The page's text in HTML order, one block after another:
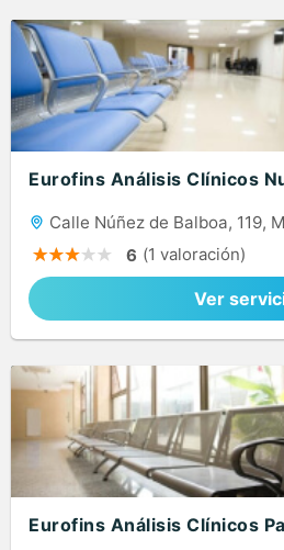
Eurofins Análisis Clínicos
Calle Núñez de Balboa, 119,
6 (1 valoración)
Ver
Eurofins Análisis Clínicos